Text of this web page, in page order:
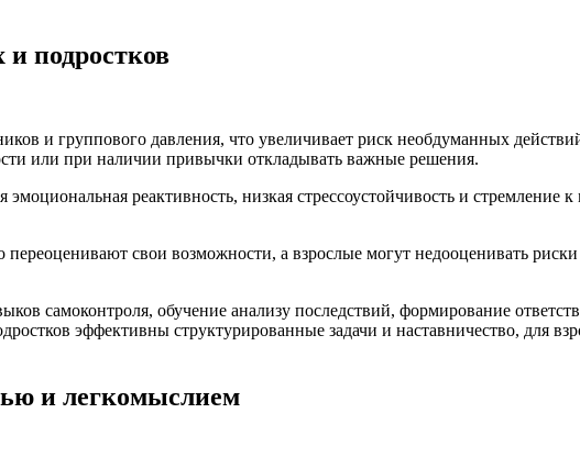
подростков
и группового давления, что увеличивает риск необдуманных
или при наличии привычки откладывать важные решения.
реактивность, низкая стрессоустойчивость и стремление
свои возможности, а взрослые могут недооценивать
самоконтроля, обучение анализу последствий, формирование
эффективны структурированные задачи и наставничество, для
и легкомыслием